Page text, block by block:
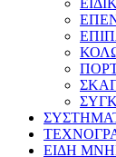
ΕΙΔΗ